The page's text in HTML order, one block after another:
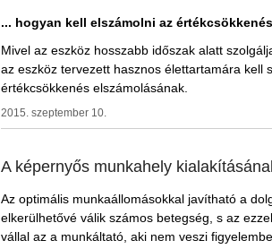
... hogyan kell elszámolni az
Mivel az eszköz hosszabb időszak alatt
az eszköz tervezett hasznos élettartamára kell
értékcsökkenés elszámolásának.
2015. szeptember 10.
A képernyős munkahely
Az optimális munkaállomásokkal javítható a
elkerülhetővé válik számos betegség, s az
vállal az a munkáltató, aki nem veszi